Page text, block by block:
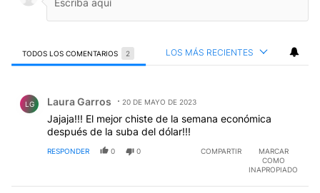
TODOS LOS COMENTARIOS 2 LOS MÁS RECIENTES
LG Laura Garros 20 DE MAYO DE 2023
Jajaja!!! El mejor chiste de la semana económica
después de la suba del dólar!!!
RESPONDER 0 0 COMPARTIR
MARCAR
COMO
INAPROPIADO